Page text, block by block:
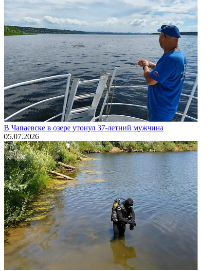
В Чапаевске в озере утонул 37-летний мужчина
05.07.2026